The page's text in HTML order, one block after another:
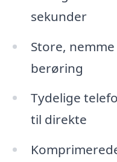
sekunder
Store,
berøring
Tydelige
til direkte